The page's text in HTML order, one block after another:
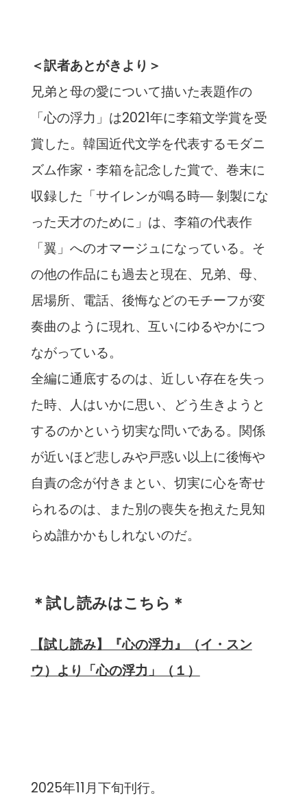
＜訳者あとがきより＞
兄弟と母の愛について描いた表題作の
「心の浮力」は2021年に李箱文学賞を受
賞した。韓国近代文学を代表するモダニ
ズム作家・李箱を記念した賞で、巻末に
収録した「サイレンが鳴る時― 剝製にな
った天才のために」は、李箱の代表作
「翼」へのオマージュになっている。そ
の他の作品にも過去と現在、兄弟、母、
居場所、電話、後悔などのモチーフが変
奏曲のように現れ、互いにゆるやかにつ
ながっている。
全編に通底するのは、近しい存在を失っ
た時、人はいかに思い、どう生きようと
するのかという切実な問いである。関係
が近いほど悲しみや戸惑い以上に後悔や
自責の念が付きまとい、切実に心を寄せ
られるのは、また別の喪失を抱えた見知
らぬ誰かかもしれないのだ。
＊試し読みはこちら＊
【試し読み】『心の浮力』（イ・スン
ウ）より「心の浮力」（１）
2025年11月下旬刊行。